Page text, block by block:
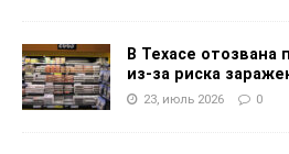
В Техасе отозвана
из-за риска
23, июль 2026 0